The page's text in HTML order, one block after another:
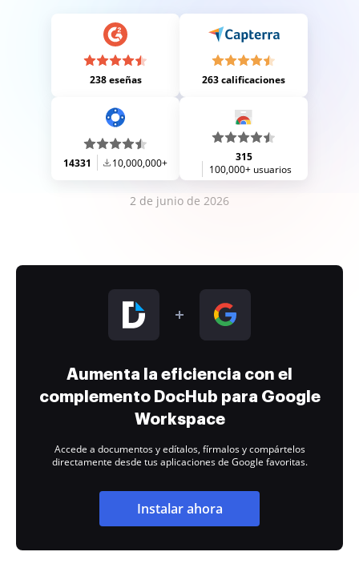
238 eseñas 263 calificaciones
14331 10,000,000+
315
100,000+ usuarios
2 de junio de 2026
Aumenta la eficiencia con el
complemento DocHub para Google
Workspace
Accede a documentos y edítalos, fírmalos y compártelos
directamente desde tus aplicaciones de Google favoritas.
Instalar ahora